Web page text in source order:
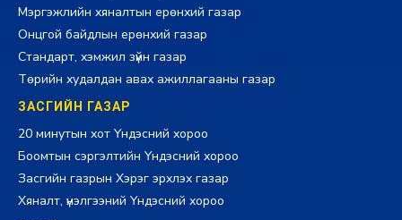
Мэргэжлийн хяналтын ерөнхий газар
Онцгой байдлын ерөнхий газар
Стандарт, хэмжил зүйн газар
Төрийн худалдан авах ажиллагааны газар
ЗАСГИЙН ГАЗАР
20 минутын хот Үндэсний хороо
Боомтын сэргэлтийн Үндэсний хороо
Засгийн газрын Хэрэг эрхлэх газар
Хяналт, үнэлгээний Үндэсний хороо